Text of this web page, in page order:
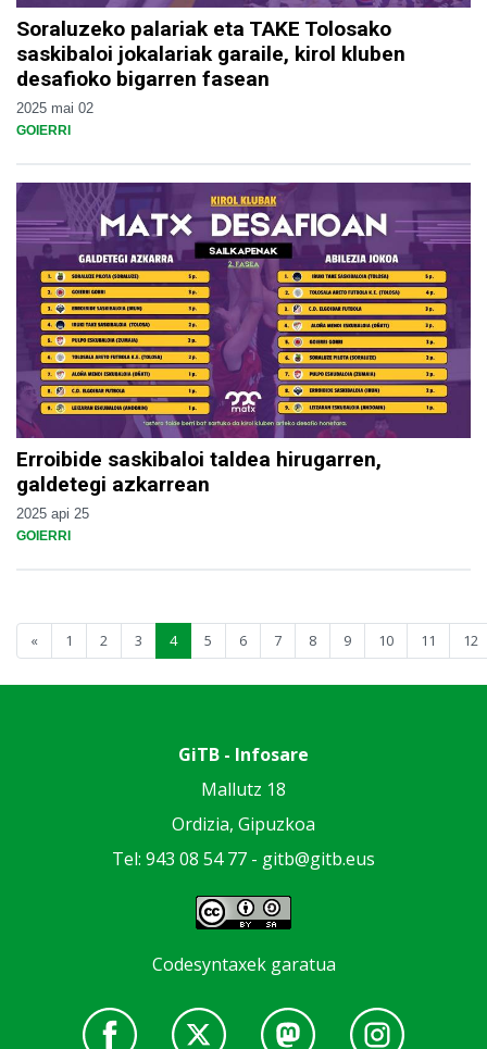
Soraluzeko palariak eta TAKE Tolosako
saskibaloi jokalariak garaile, kirol kluben
desafioko bigarren fasean
2025 mai 02
GOIERRI
Erroibide saskibaloi taldea hirugarren,
galdetegi azkarrean
2025 api 25
GOIERRI
« 1 2 3 4 5 6 7 8 9 10 11 12
GiTB - Infosare
Mallutz 18
Ordizia, Gipuzkoa
Tel: 943 08 54 77 - gitb@gitb.eus
Codesyntaxek garatua